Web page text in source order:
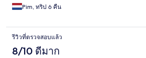
Pim, ทริป 6 คืน
รีวิวที่ตรวจสอบแล้ว
8/10 ดีมาก